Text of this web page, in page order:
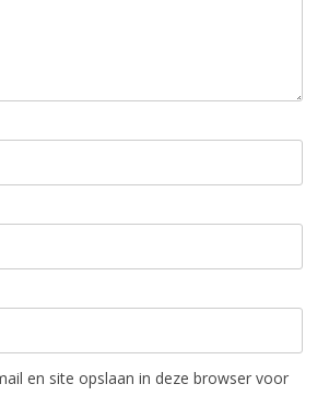
en site opslaan in deze browser voor